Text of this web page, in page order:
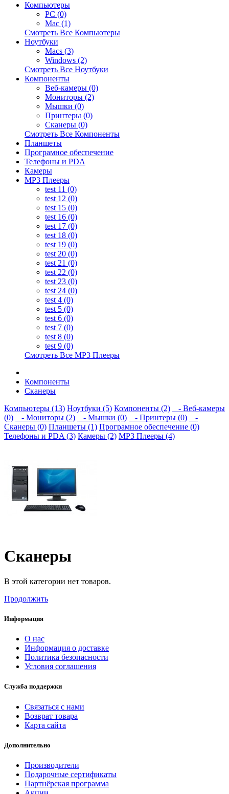
Компьютеры
PC (0)
Mac (1)
Смотреть Все Компьютеры
Ноутбуки
Macs (3)
Windows (2)
Смотреть Все Ноутбуки
Компоненты
Веб-камеры (0)
Мониторы (2)
Мышки (0)
Принтеры (0)
Сканеры (0)
Смотреть Все Компоненты
Планшеты
Програмное обеспечение
Телефоны и PDA
Камеры
MP3 Плееры
test 11 (0)
test 12 (0)
test 15 (0)
test 16 (0)
test 17 (0)
test 18 (0)
test 19 (0)
test 20 (0)
test 21 (0)
test 22 (0)
test 23 (0)
test 24 (0)
test 4 (0)
test 5 (0)
test 6 (0)
test 7 (0)
test 8 (0)
test 9 (0)
Смотреть Все MP3 Плееры
Компоненты
Сканеры
Компьютеры (13) Ноутбуки (5) Компоненты (2)
- Веб-камеры
(0)
- Мониторы (2) - Мышки (0) - Принтеры (0)
-
Сканеры (0) Планшеты (1) Програмное обеспечение (0)
Телефоны и PDA (3) Камеры (2) MP3 Плееры (4)
Сканеры
В этой категории нет товаров.
Продолжить
Информация
О нас
Информация о доставке
Политика безопасности
Условия соглашения
Служба поддержки
Связаться с нами
Возврат товара
Карта сайта
Дополнительно
Производители
Подарочные сертификаты
Партнёрская программа